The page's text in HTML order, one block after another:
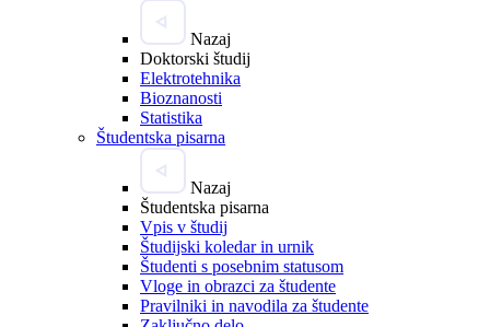
Nazaj
Doktorski študij
Elektrotehnika
Bioznanosti
Statistika
Študentska pisarna
Nazaj
Študentska pisarna
Vpis v študij
Študijski koledar in urnik
Študenti s posebnim statusom
Vloge in obrazci za študente
Pravilniki in navodila za študente